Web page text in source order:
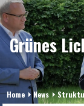
Grünes
Home News